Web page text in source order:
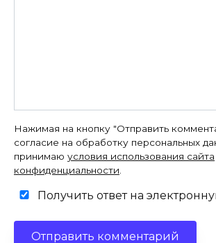
Нажимая на кнопку "Отправить
согласие на обработку персональных
принимаю условия использования сайта
конфиденциальности
Получить ответ на